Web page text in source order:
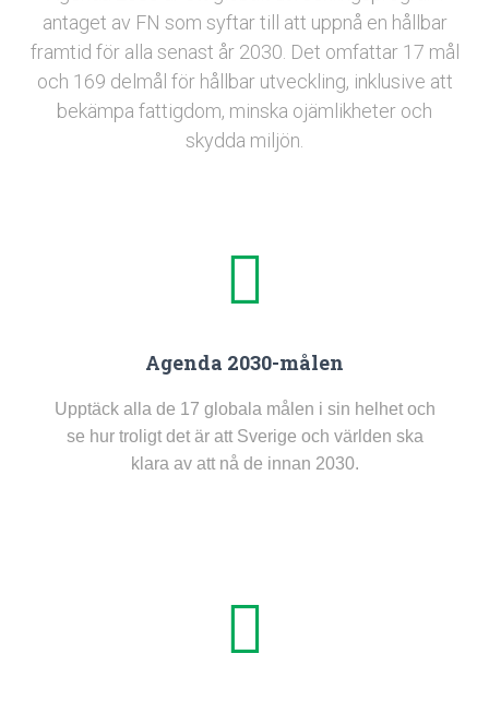
antaget av FN som syftar till att uppnå en hållbar
framtid för alla senast år 2030. Det omfattar 17 mål
och 169 delmål för hållbar utveckling, inklusive att
bekämpa fattigdom, minska ojämlikheter och
skydda miljön.
Agenda 2030-målen
Upptäck alla de 17 globala målen i sin helhet och
se hur troligt det är att Sverige och världen ska
klara av att nå de innan 2030.